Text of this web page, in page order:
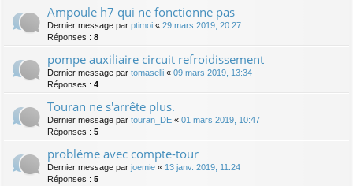
Ampoule h7 qui ne fonctionne pas
Dernier message par ptimoi « 29 mars 2019, 20:27
Réponses : 8
pompe auxiliaire circuit refroidissement
Dernier message par tomaselli « 09 mars 2019, 13:34
Réponses : 4
Touran ne s'arrête plus.
Dernier message par touran_DE « 01 mars 2019, 10:47
Réponses : 5
probléme avec compte-tour
Dernier message par joemie « 13 janv. 2019, 11:24
Réponses : 5